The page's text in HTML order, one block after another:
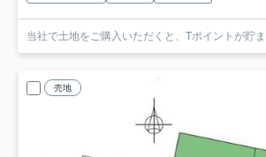
当社で土地をご購入いただくと、Tポイントが貯
売地